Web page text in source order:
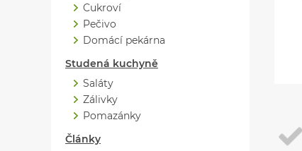
Cukroví
Pečivo
Domácí pekárna
Studená kuchyně
Saláty
Zálivky
Pomazánky
Články